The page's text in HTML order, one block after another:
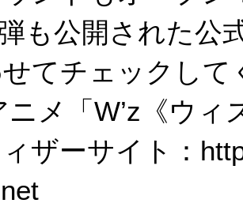
も公開された公
せてチェックして
メ「W’z《ウィ
ザーサイト：